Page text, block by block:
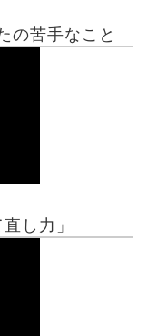
の苦手なこと
し力」